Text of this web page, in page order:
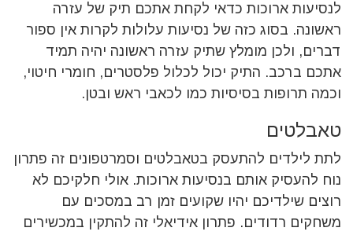
לנסיעות ארוכות כדאי לקחת אתכם תיק של עזרה
ראשונה. בסוג כזה של נסיעות עלולות לקרות אין ספור
דברים, ולכן מומלץ שתיק עזרה ראשונה יהיה תמיד
אתכם ברכב. התיק יכול לכלול פלסטרים, חומרי חיטוי,
וכמה תרופות בסיסיות כמו לכאבי ראש ובטן.
טאבלטים
לתת לילדים להתעסק בטאבלטים וסמרטפונים זה פתרון
נוח להעסיק אותם בנסיעות ארוכות. אולי חלקיכם לא
רוצים שילדיכם יהיו שקועים זמן רב במסכים עם
משחקים רדודים. פתרון אידיאלי זה להתקין במכשירים